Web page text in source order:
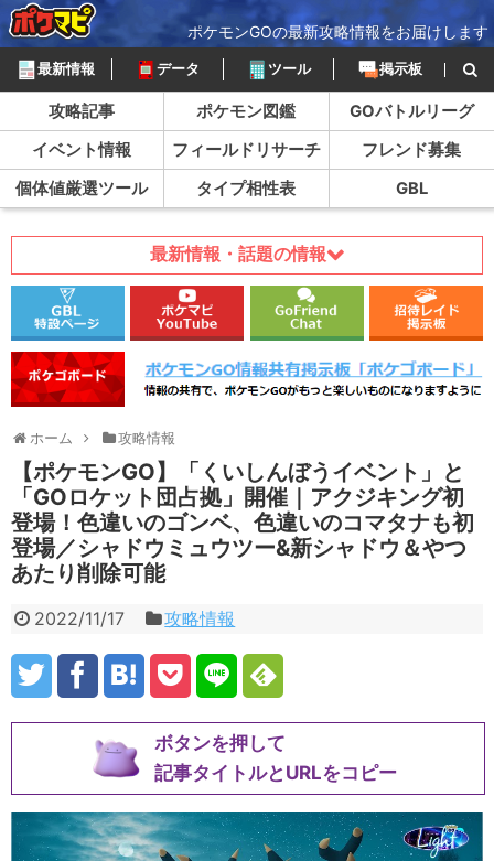
ポケモンGOの最新攻略情報をお届けします
最新情報 データ ツール 掲示板
攻略記事 ポケモン図鑑
GOバトルリーグ
イベント情報
フィールドリサーチ
フレンド募集
個体値厳選ツール
タイプ相性表 GBL
最新情報・話題の情報
ホーム 攻略情報
【ポケモンGO】「くいしんぼうイベント」と
「GOロケット団占拠」開催｜アクジキング初
登場！色違いのゴンベ、色違いのコマタナも初
登場／シャドウミュウツー&新シャドウ＆やつ
あたり削除可能
2022/11/17 攻略情報
ボタンを押して
記事タイトルとURLをコピー